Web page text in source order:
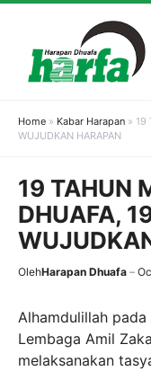
content
Home » Kabar Harapan » 19
WUJUDKAN HARAPAN
19 TAHUN
DHUAFA,
OlehHarapan Dhuafa
Alhamdulillah
Lembaga Amil
melaksanakan